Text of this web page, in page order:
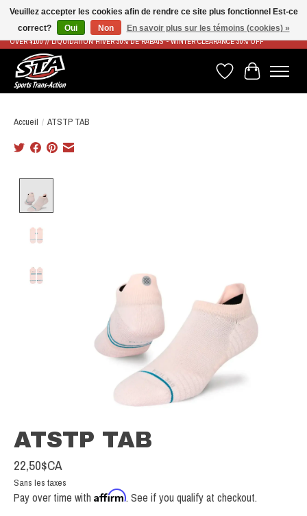
LIVRAISON RAPIDE ET GRATUITE À PARTIR DE 100$ - FAST & FREE SHIPPING ON ORDERS
OVER $100 // LIQUIDATION HIVER 30% DE RABAIS - WINTER CLEARANCE 30% OFF
Liste de souhaits
Panier
Accueil / ATSTP TAB
ATSTP TAB
22,50$CA
Sans les taxes
Pay over time with Affirm. See if you qualify at checkout.
Veuillez accepter les cookies afin de rendre ce site plus fonctionnel Est-ce
correct?
Oui Non En savoir plus sur les témoins (cookies) »